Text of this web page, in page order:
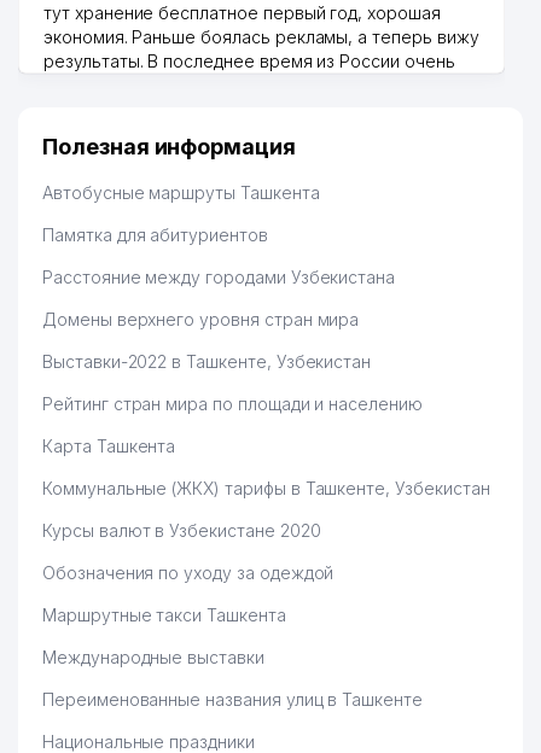
тут хранение бесплатное первый год, хорошая
экономия. Раньше боялась рекламы, а теперь вижу
результаты. В последнее время из России очень
Hamida 03.08.2026 12:45:39
Полезная информация
Автобусные маршруты Ташкента
Памятка для абитуриентов
Расстояние между городами Узбекистана
Домены верхнего уровня стран мира
Выставки-2022 в Ташкенте, Узбекистан
Рейтинг стран мира по площади и населению
Карта Ташкента
Коммунальные (ЖКХ) тарифы в Ташкенте, Узбекистан
Курсы валют в Узбекистане 2020
Обозначения по уходу за одеждой
Маршрутные такси Ташкента
Международные выставки
Переименованные названия улиц в Ташкенте
Национальные праздники